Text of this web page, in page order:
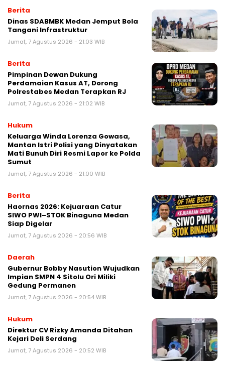
Berita
Dinas SDABMBK Medan Jemput Bola
Tangani Infrastruktur
Jumat, 7 Agustus 2026 - 21:03 WIB
Berita
Pimpinan Dewan Dukung
Perdamaian Kasus AT, Dorong
Polrestabes Medan Terapkan RJ
Jumat, 7 Agustus 2026 - 21:02 WIB
Hukum
Keluarga Winda Lorenza Gowasa,
Mantan Istri Polisi yang Dinyatakan
Mati Bunuh Diri Resmi Lapor ke Polda
Sumut
Jumat, 7 Agustus 2026 - 21:00 WIB
Berita
Haornas 2026: Kejuaraan Catur
SIWO PWI–STOK Binaguna Medan
Siap Digelar
Jumat, 7 Agustus 2026 - 20:56 WIB
Daerah
Gubernur Bobby Nasution Wujudkan
Impian SMPN 4 Sitolu Ori Miliki
Gedung Permanen
Jumat, 7 Agustus 2026 - 20:54 WIB
Hukum
Direktur CV Rizky Amanda Ditahan
Kejari Deli Serdang
Jumat, 7 Agustus 2026 - 20:52 WIB